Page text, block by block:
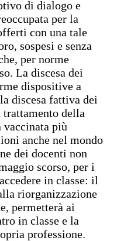
di dialogo e
per la
con una tale
sospesi e senza
per norme
La discesa dei
dispositive a
discesa fattiva dei
trattamento della
vaccinata più
anche nel mondo
dei docenti non
scorso, per i
in classe: il
riorganizzazione
permetterà ai
in classe e la
professione.